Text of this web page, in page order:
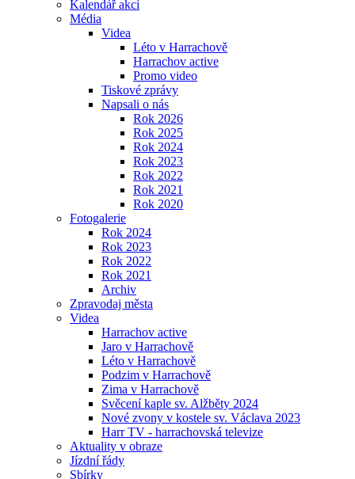
Kalendář akcí
Média
Videa
Léto v Harrachově
Harrachov active
Promo video
Tiskové zprávy
Napsali o nás
Rok 2026
Rok 2025
Rok 2024
Rok 2023
Rok 2022
Rok 2021
Rok 2020
Fotogalerie
Rok 2024
Rok 2023
Rok 2022
Rok 2021
Archiv
Zpravodaj města
Videa
Harrachov active
Jaro v Harrachově
Léto v Harrachově
Podzim v Harrachově
Zima v Harrachově
Svěcení kaple sv. Alžběty 2024
Nové zvony v kostele sv. Václava 2023
Harr TV - harrachovská televize
Aktuality v obraze
Jízdní řády
Sbírky